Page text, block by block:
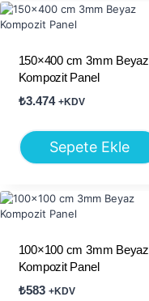
150×400 cm 3mm Beyaz
Kompozit Panel
₺3.474 +KDV
Sepete Ekle
100×100 cm 3mm Beyaz
Kompozit Panel
₺583 +KDV